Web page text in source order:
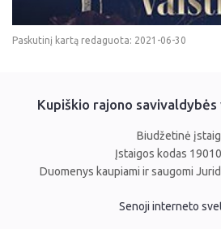
Paskutinį kartą redaguota: 2021-06-30
Kupiškio rajono
Biudžetinė
Įstaigos kodas
Duomenys kaupiami ir saugomi
Senoji interneto